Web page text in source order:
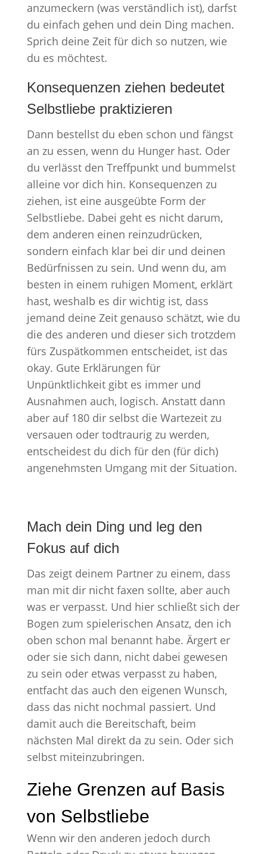
anzumeckern (was verständlich ist), darfst
du einfach gehen und dein Ding machen.
Sprich deine Zeit für dich so nutzen, wie
du es möchtest.
Konsequenzen ziehen bedeutet
Selbstliebe praktizieren
Dann bestellst du eben schon und fängst
an zu essen, wenn du Hunger hast. Oder
du verlässt den Treffpunkt und bummelst
alleine vor dich hin. Konsequenzen zu
ziehen, ist eine ausgeübte Form der
Selbstliebe. Dabei geht es nicht darum,
dem anderen einen reinzudrücken,
sondern einfach klar bei dir und deinen
Bedürfnissen zu sein. Und wenn du, am
besten in einem ruhigen Moment, erklärt
hast, weshalb es dir wichtig ist, dass
jemand deine Zeit genauso schätzt, wie du
die des anderen und dieser sich trotzdem
fürs Zuspätkommen entscheidet, ist das
okay. Gute Erklärungen für
Unpünktlichkeit gibt es immer und
Ausnahmen auch, logisch. Anstatt dann
aber auf 180 dir selbst die Wartezeit zu
versauen oder todtraurig zu werden,
entscheidest du dich für den (für dich)
angenehmsten Umgang mit der Situation.
Mach dein Ding und leg den
Fokus auf dich
Das zeigt deinem Partner zu einem, dass
man mit dir nicht faxen sollte, aber auch
was er verpasst. Und hier schließt sich der
Bogen zum spielerischen Ansatz, den ich
oben schon mal benannt habe. Ärgert er
oder sie sich dann, nicht dabei gewesen
zu sein oder etwas verpasst zu haben,
entfacht das auch den eigenen Wunsch,
dass das nicht nochmal passiert. Und
damit auch die Bereitschaft, beim
nächsten Mal direkt da zu sein. Oder sich
selbst miteinzubringen.
Ziehe Grenzen auf Basis
von Selbstliebe
Wenn wir den anderen jedoch durch